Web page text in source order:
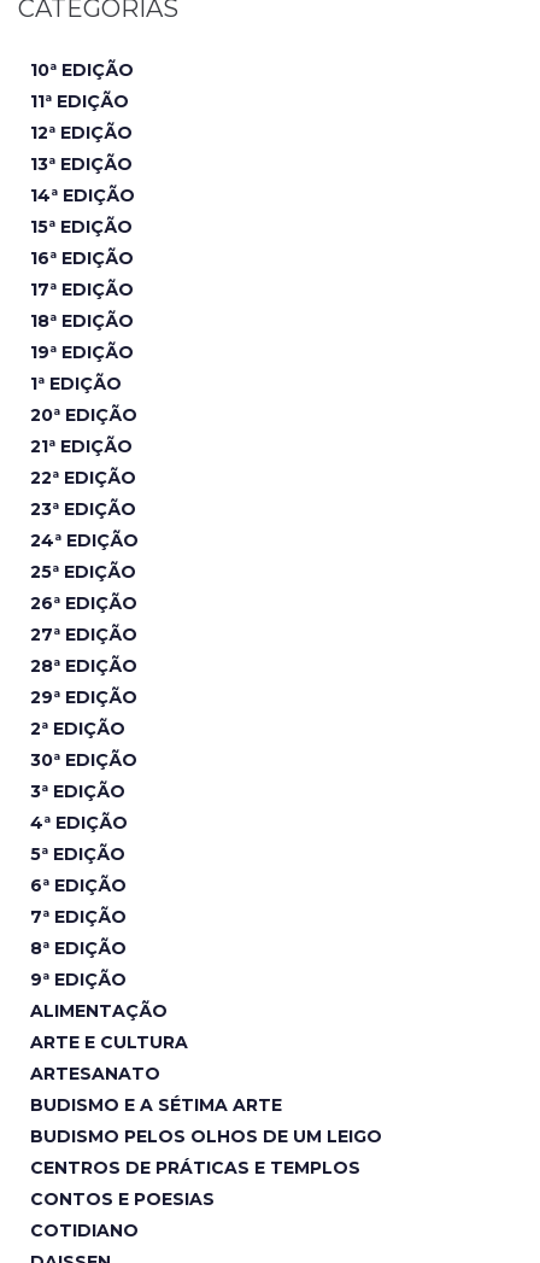
CATEGORIAS
10ª EDIÇÃO
11ª EDIÇÃO
12ª EDIÇÃO
13ª EDIÇÃO
14ª EDIÇÃO
15ª EDIÇÃO
16ª EDIÇÃO
17ª EDIÇÃO
18ª EDIÇÃO
19ª EDIÇÃO
1ª EDIÇÃO
20ª EDIÇÃO
21ª EDIÇÃO
22ª EDIÇÃO
23ª EDIÇÃO
24ª EDIÇÃO
25ª EDIÇÃO
26ª EDIÇÃO
27ª EDIÇÃO
28ª EDIÇÃO
29ª EDIÇÃO
2ª EDIÇÃO
30ª EDIÇÃO
3ª EDIÇÃO
4ª EDIÇÃO
5ª EDIÇÃO
6ª EDIÇÃO
7ª EDIÇÃO
8ª EDIÇÃO
9ª EDIÇÃO
ALIMENTAÇÃO
ARTE E CULTURA
ARTESANATO
BUDISMO E A SÉTIMA ARTE
BUDISMO PELOS OLHOS DE UM LEIGO
CENTROS DE PRÁTICAS E TEMPLOS
CONTOS E POESIAS
COTIDIANO